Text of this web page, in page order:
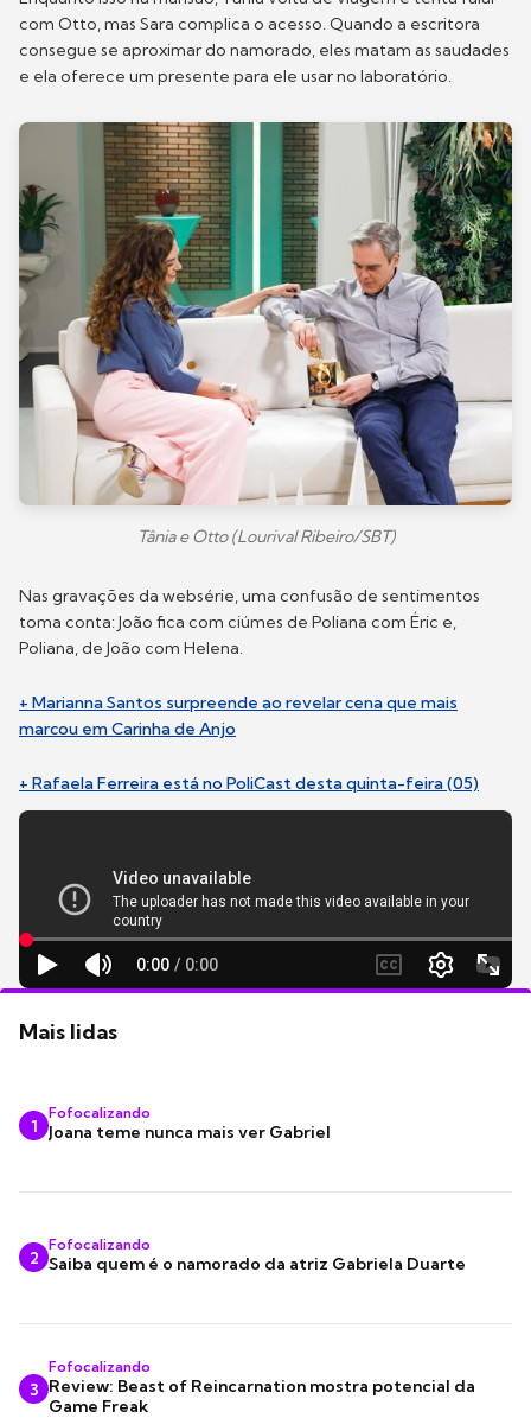
com Otto, mas Sara complica o acesso. Quando a escritora
consegue se aproximar do namorado, eles matam as saudades
e ela oferece um presente para ele usar no laboratório.
Tânia e Otto (Lourival Ribeiro/SBT)
Nas gravações da websérie, uma confusão de sentimentos
toma conta: João fica com ciúmes de Poliana com Éric e,
Poliana, de João com Helena.
+ Marianna Santos surpreende ao revelar cena que mais
marcou em Carinha de Anjo
+ Rafaela Ferreira está no PoliCast desta quinta-feira (05)
Mais lidas
1
Fofocalizando
Joana teme nunca mais ver Gabriel
2
Fofocalizando
Saiba quem é o namorado da atriz Gabriela Duarte
3
Fofocalizando
Review: Beast of Reincarnation mostra potencial da
Game Freak